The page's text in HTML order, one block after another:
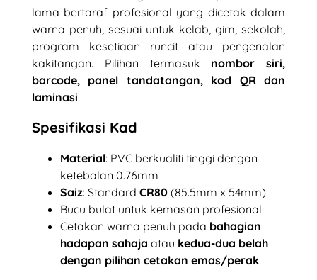
lama bertaraf profesional yang dicetak dalam
warna penuh, sesuai untuk kelab, gim, sekolah,
program kesetiaan runcit atau pengenalan
kakitangan. Pilihan termasuk nombor siri,
barcode, panel tandatangan, kod QR dan
laminasi.
Spesifikasi Kad
Material: PVC berkualiti tinggi dengan
ketebalan 0.76mm
Saiz: Standard CR80 (85.5mm x 54mm)
Bucu bulat untuk kemasan profesional
Cetakan warna penuh pada bahagian
hadapan sahaja atau kedua-dua belah
dengan pilihan cetakan emas/perak